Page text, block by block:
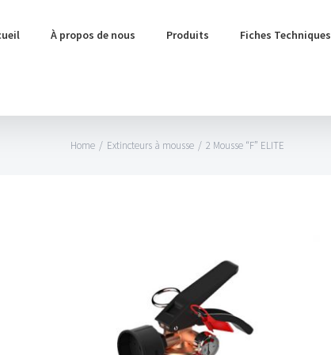
À propos de nous Produits Fiches Techniques
Home / Extincteurs à mousse / 2 Mousse “F” ELITE